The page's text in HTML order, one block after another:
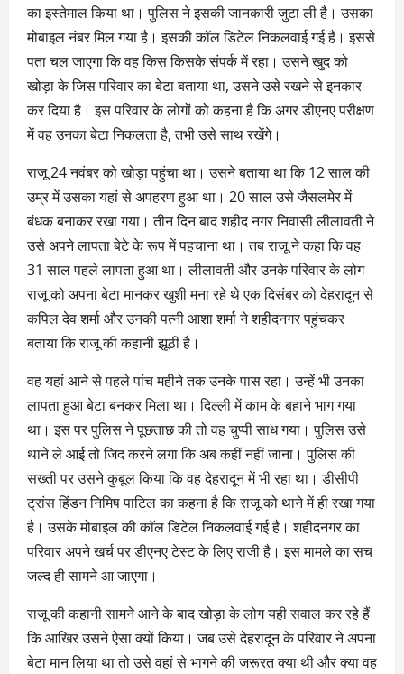
का इस्तेमाल किया था। पुलिस ने इसकी जानकारी जुटा ली है। उसका
मोबाइल नंबर मिल गया है। इसकी कॉल डिटेल निकलवाई गई है। इससे
पता चल जाएगा कि वह किस किसके संपर्क में रहा। उसने खुद को
खोड़ा के जिस परिवार का बेटा बताया था, उसने उसे रखने से इनकार
कर दिया है। इस परिवार के लोगों को कहना है कि अगर डीएनए परीक्षण
में वह उनका बेटा निकलता है, तभी उसे साथ रखेंगे।
राजू 24 नवंबर को खोड़ा पहुंचा था। उसने बताया था कि 12 साल की
उम्र में उसका यहां से अपहरण हुआ था। 20 साल उसे जैसलमेर में
बंधक बनाकर रखा गया। तीन दिन बाद शहीद नगर निवासी लीलावती ने
उसे अपने लापता बेटे के रूप में पहचाना था। तब राजू ने कहा कि वह
31 साल पहले लापता हुआ था। लीलावती और उनके परिवार के लोग
राजू को अपना बेटा मानकर खुशी मना रहे थे एक दिसंबर को देहरादून से
कपिल देव शर्मा और उनकी पत्नी आशा शर्मा ने शहीदनगर पहुंचकर
बताया कि राजू की कहानी झूठी है।
वह यहां आने से पहले पांच महीने तक उनके पास रहा। उन्हें भी उनका
लापता हुआ बेटा बनकर मिला था। दिल्ली में काम के बहाने भाग गया
था। इस पर पुलिस ने पूछताछ की तो वह चुप्पी साध गया। पुलिस उसे
थाने ले आई तो जिद करने लगा कि अब कहीं नहीं जाना। पुलिस की
सख्ती पर उसने कुबूल किया कि वह देहरादून में भी रहा था। डीसीपी
ट्रांस हिंडन निमिष पाटिल का कहना है कि राजू को थाने में ही रखा गया
है। उसके मोबाइल की काॅल डिटेल निकलवाई गई है। शहीदनगर का
परिवार अपने खर्च पर डीएनए टेस्ट के लिए राजी है। इस मामले का सच
जल्द ही सामने आ जाएगा।
राजू की कहानी सामने आने के बाद खोड़ा के लोग यही सवाल कर रहे हैं
कि आखिर उसने ऐसा क्यों किया। जब उसे देहरादून के परिवार ने अपना
बेटा मान लिया था तो उसे वहां से भागने की जरूरत क्या थी और क्या वह